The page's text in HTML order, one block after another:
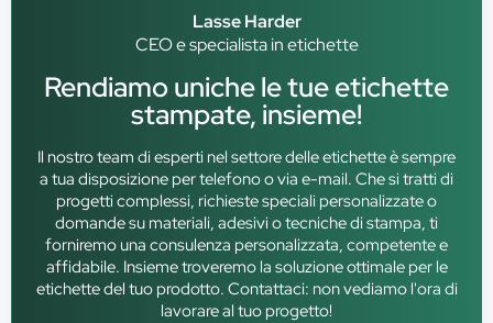
Lasse Harder
CEO e specialista in etichette
Rendiamo uniche le tue etichette
stampate, insieme!
Il nostro team di esperti nel settore delle etichette è sempre
a tua disposizione per telefono o via e-mail. Che si tratti di
progetti complessi, richieste speciali personalizzate o
domande su materiali, adesivi o tecniche di stampa, ti
forniremo una consulenza personalizzata, competente e
affidabile. Insieme troveremo la soluzione ottimale per le
etichette del tuo prodotto. Contattaci: non vediamo l'ora di
lavorare al tuo progetto!